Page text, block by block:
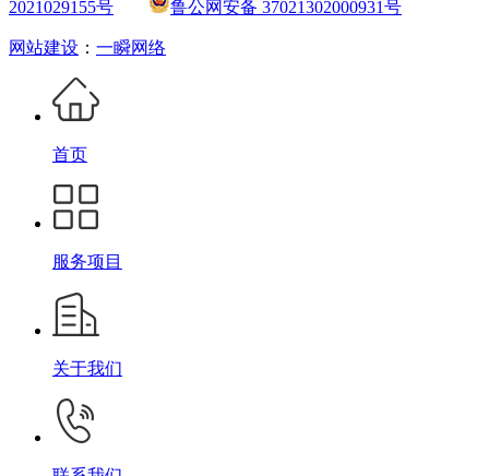
2021029155号
鲁公网安备 37021302000931号
网站建设 ： 一瞬网络
首页
服务项目
关于我们